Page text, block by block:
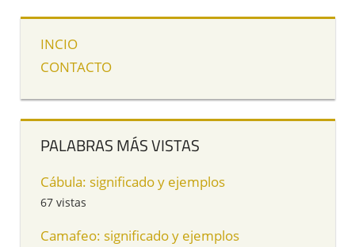
INCIO
CONTACTO
PALABRAS MÁS VISTAS
Cábula: significado y ejemplos
67 vistas
Camafeo: significado y ejemplos